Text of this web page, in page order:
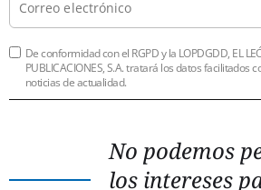
De conformidad con el RGPD y la LOPDGDD, EL
PUBLICACIONES, S.A. tratará los datos facilitados
noticias de actualidad.
No podemos
los intereses